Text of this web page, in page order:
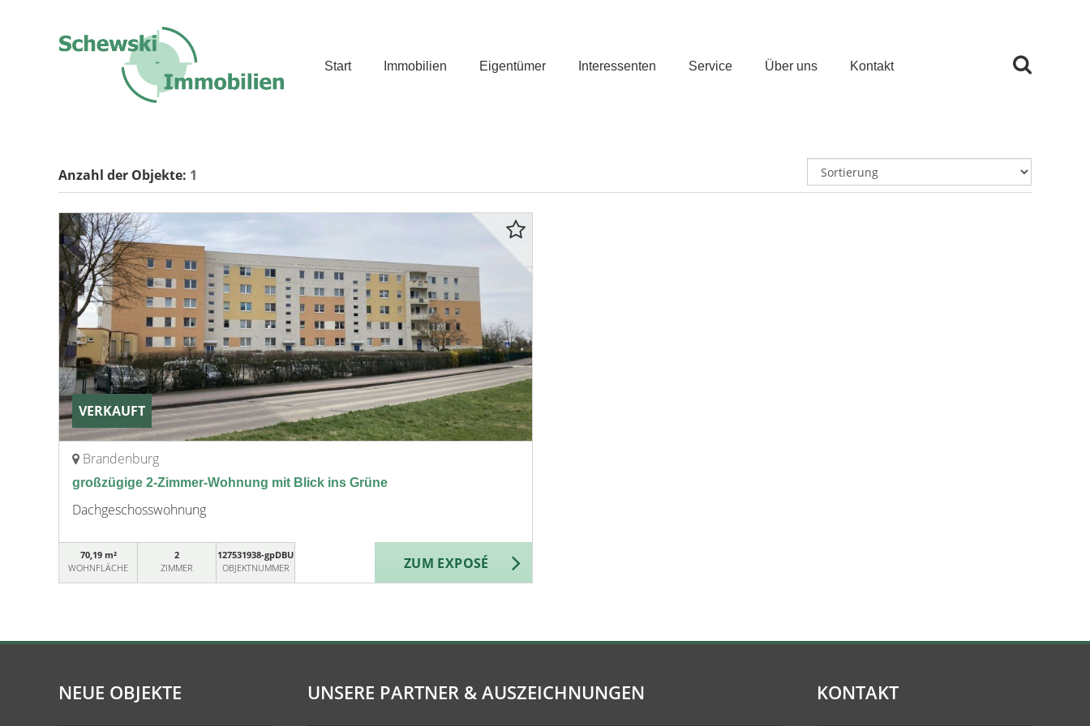
Start Immobilien Eigentümer Interessenten Service Über uns Kontakt
Anzahl der Objekte: 1
VERKAUFT
Brandenburg
großzügige 2-Zimmer-Wohnung mit Blick ins Grüne
Dachgeschosswohnung
70,19 m²
WOHNFLÄCHE
2
ZIMMER
127531938-gpDBU
OBJEKTNUMMER
ZUM EXPOSÉ
NEUE OBJEKTE UNSERE PARTNER & AUSZEICHNUNGEN KONTAKT